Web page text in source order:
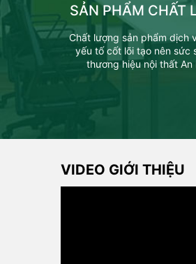
SẢN PHẨM CHẤT
Chất lượng sản phẩm dịch
yếu tố cốt lõi tạo nên sức
thương hiệu nội thất An
VIDEO GIỚI THIỆU